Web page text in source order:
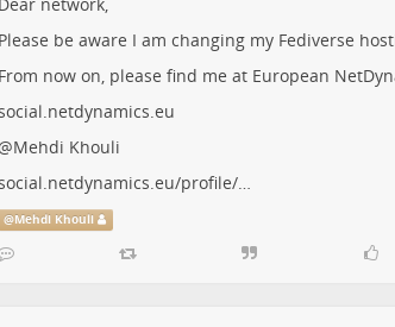
Please be aware I am changing my Fediverse
From now on, please find me at European
@Mehdi Khouli
profile/…
@Mehdi Khouli